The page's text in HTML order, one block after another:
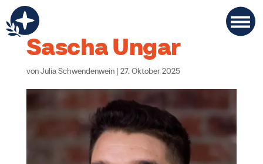
Sascha Ungar
vonJulia Schwendenwein| 27. Oktober 2025